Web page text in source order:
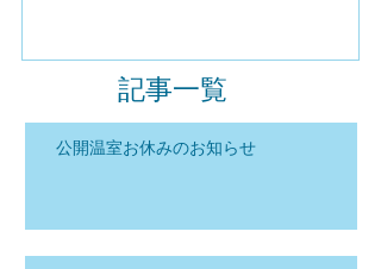
記事一覧
公開温室お休みのお知らせ